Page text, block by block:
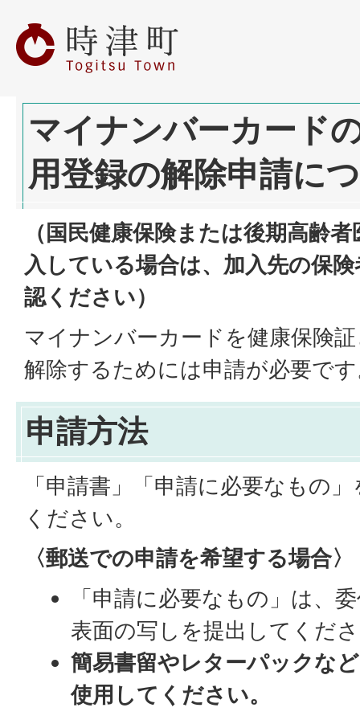
マイナンバーカード
用登録の解除申請に
（国民健康保険または後期高齢
入している場合は、加入先の保
認ください）
マイナンバーカードを健康保険
解除するためには申請が必要で
申請方法
「申請書」「申請に必要なもの
ください。
〈郵送での申請を希望する場合〉
「申請に必要なもの」は、
表面の写しを提出してくだ
簡易書留やレターパックな
使用してください。